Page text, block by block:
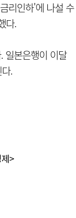
리인하'에 나설 수
다.
일본은행이 이달
.
>